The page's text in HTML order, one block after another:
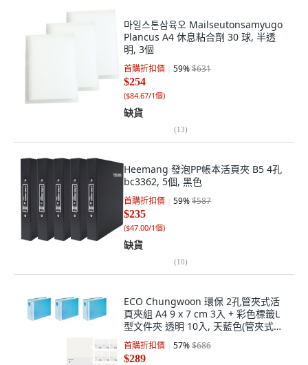
마일스톤삼육오 Mailseutonsamyugo
Plancus A4 休息粘合劑 30 球, 半透
明, 3個
首購折扣價 59%$631
$254
($84.67/1個)
缺貨
(13)
Heemang 發泡PP帳本活頁夾 B5 4孔
bc3362, 5個, 黑色
首購折扣價 59%$587
$235
($47.00/1個)
缺貨
(10)
ECO Chungwoon 環保 2孔管夾式活
頁夾組 A4 9 x 7 cm 3入 + 彩色標籤L
型文件夾 透明 10入, 天藍色(管夾式活
頁夾), 透明(L型夾), 1套
首購折扣價 57%$686
$289